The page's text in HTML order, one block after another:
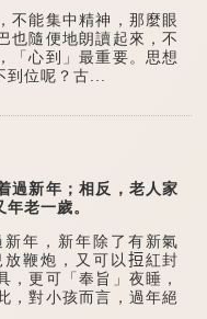
能集中精神，那麼眼
也隨便地朗讀起來，不
「心到」最重要。思想
位呢？古...
新年；相反，老人家
老一歲。
年，新年除了有新氣
鞭炮，又可以𢭃紅封
，更可「奉旨」夜睡，
，對小孩而言，過年絕